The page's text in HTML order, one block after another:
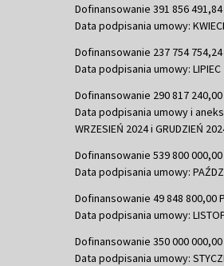
Dofinansowanie 391 856 491,84
Data podpisania umowy:
Dofinansowanie 237 754 754,24
Data podpisania umowy: LIPIEC
Dofinansowanie 290 817 240,00
Data podpisania umowy i
WRZESIEŃ 2024 i GRUDZIEŃ
Dofinansowanie 539 800 000,00
Data podpisania umowy:
Dofinansowanie 49 848 800,00
Data podpisania umowy:
Dofinansowanie 350 000 000,00
Data podpisania umowy: